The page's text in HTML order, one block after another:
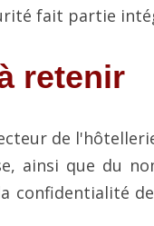
fait partie
retenir
de
ainsi que du
confidentialité